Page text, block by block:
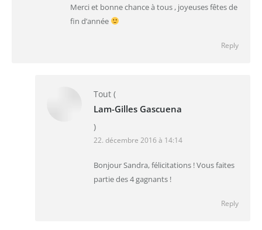
Merci et bonne chance à tous , joyeuses fêtes de
fin d’année
Reply
Tout (
Lam-Gilles Gascuena
)
22. décembre 2016 à 14:14
Bonjour Sandra, félicitations ! Vous faites
partie des 4 gagnants !
Reply